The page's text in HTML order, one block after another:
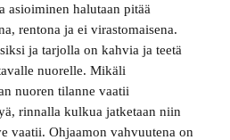
asioiminen halutaan pitää
rentona ja ei virastomaisena.
ja tarjolla on kahvia ja teetä
nuorelle. Mikäli
nuoren tilanne vaatii
rinnalla kulkua jatketaan niin
vaatii. Ohjaamon vahvuutena on